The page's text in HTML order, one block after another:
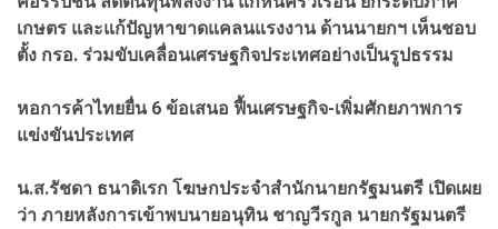
เกษตร และแก้ปัญหาขาดแคลนแรงงาน ด้านนายกฯ เห็นชอบ
ตั้ง กรอ. ร่วมขับเคลื่อนเศรษฐกิจประเทศอย่างเป็นรูปธรรม
หอการค้าไทยยื่น 6 ข้อเสนอ ฟื้นเศรษฐกิจ-เพิ่มศักยภาพการ
แข่งขันประเทศ
น.ส.รัชดา ธนาดิเรก โฆษกประจำสำนักนายกรัฐมนตรี เปิดเผย
ว่า ภายหลังการเข้าพบนายอนุทิน ชาญวีรกูล นายกรัฐมนตรี